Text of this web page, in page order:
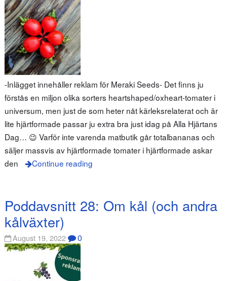
-Inlägget innehåller reklam för Meraki Seeds- Det finns ju
förstås en miljon olika sorters heartshaped/oxheart-tomater i
universum, men just de som heter nåt kärleksrelaterat och är
lite hjärtformade passar ju extra bra just idag på Alla Hjärtans
Dag… 😉 Varför inte varenda matbutik går totalbananas och
säljer massvis av hjärtformade tomater i hjärtformade askar
den
Continue reading
Poddavsnitt 28: Om kål (och andra
kålväxter)
August 19, 2022 0